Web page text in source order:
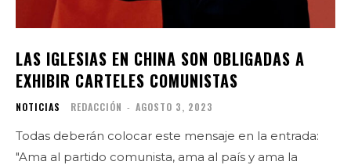
LAS IGLESIAS EN CHINA SON OBLIGADAS A
EXHIBIR CARTELES COMUNISTAS
NOTICIAS REDACCIÓN - AGOSTO 3, 2023
Todas deberán colocar este mensaje en la entrada:
"Ama al partido comunista, ama al país y ama la